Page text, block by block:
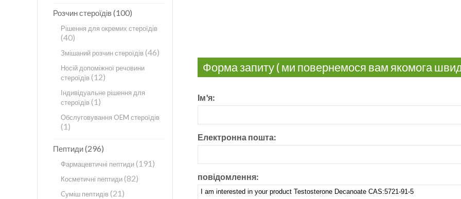
Форма запиту ( ми повернемося вам якомога
Ім'я:
Електронна пошта:
повідомлення:
Розчин стероїдів(100)
Рішення для окремих стероїдів
(40)
Змішаний розчин стероїдів (46)
Носій допоміжної речовини
стероїдів (12)
Індивідуальне рішення для
стероїдів (1)
Обслуговування OEM стероїдів
(1)
Пептиди(296)
Фармацевтичні пептиди(191)
Косметичні пептиди(82)
Суміш пептидів (21)